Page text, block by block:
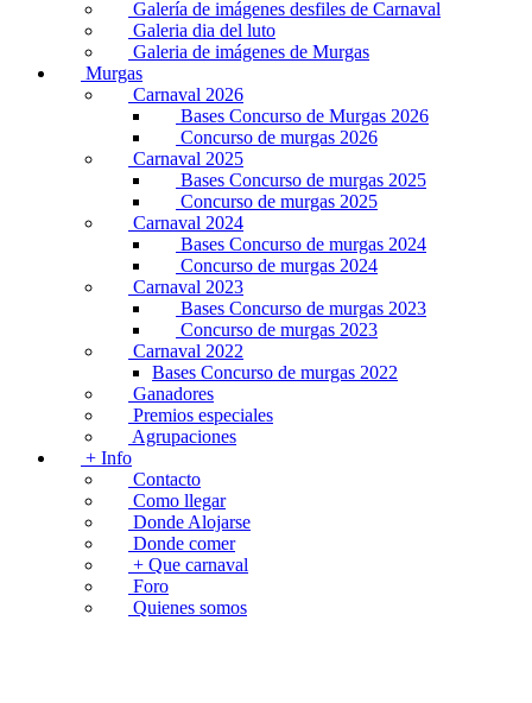
Galería de imágenes desfiles de Carnaval
Galeria dia del luto
Galeria de imágenes de Murgas
Murgas
Carnaval 2026
Bases Concurso de Murgas 2026
Concurso de murgas 2026
Carnaval 2025
Bases Concurso de murgas 2025
Concurso de murgas 2025
Carnaval 2024
Bases Concurso de murgas 2024
Concurso de murgas 2024
Carnaval 2023
Bases Concurso de murgas 2023
Concurso de murgas 2023
Carnaval 2022
Bases Concurso de murgas 2022
Ganadores
Premios especiales
Agrupaciones
+ Info
Contacto
Como llegar
Donde Alojarse
Donde comer
+ Que carnaval
Foro
Quienes somos